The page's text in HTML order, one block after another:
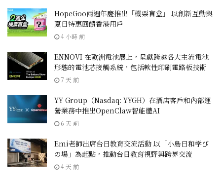
HopeGoo兩週年慶推出「機票盲盒」 以創新互動與
夏日特惠回饋香港用戶
4 小時 前
ENNOVI 在歐洲電池展上，呈獻跨越各大主流電池
形態的電池芯接觸系統，包括軟性印刷電路板技術
7 天 前
YY Group（Nasdaq: YYGH）在酒店客戶和內部運
營業務中推出OpenClaw智能體AI
6 天 前
Emi老師出席台日教育交流活動 以「小島日和学び
の場」為起點，推動台日教育視野與跨界交流
4 天 前